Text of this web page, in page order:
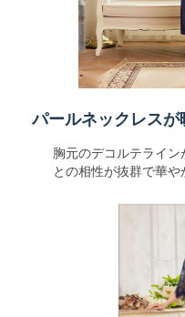
パールネックレス
胸元のデコルテライ
との相性が抜群で華や